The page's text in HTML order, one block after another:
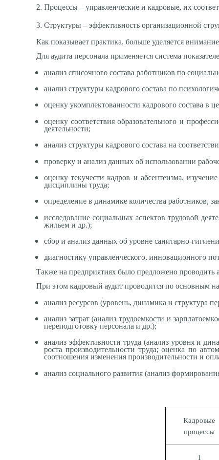
2. Процессы – управленческие и кадровые, их
3. Структуры – эффективность организационной
Как показывает практика, больше уделяется
Для аудита персонала применяется система
анализ списочного состава работников по
анализ структуры кадрового состава по
оценку укомплектованности кадрового состава в
оценку соответствия образовательного и
деятельности;
анализ структуры кадрового состава на
проверку и анализ данных об использовании
оценку текучести кадров и абсентеизма,
дисциплины труда;
определение в динамике количества
исследование социальных аспектов трудовой
жильем и др.);
сбор и анализ данных об уровне санитарно-
диагностику управленческого, инновационного
Также на предприятиях было предложено
При этом кадровый аудит проводится по основным
анализ ресурсов (уровень, динамика и структура
анализ затрат (анализ трудоемкости и
переподготовку персонала и др.);
анализ эффективности труда (анализ уровня и
роста производительности труда; оценка по
соотношения изменения производительности и
анализ социального развития (анализ
Кадровые
процессы
1